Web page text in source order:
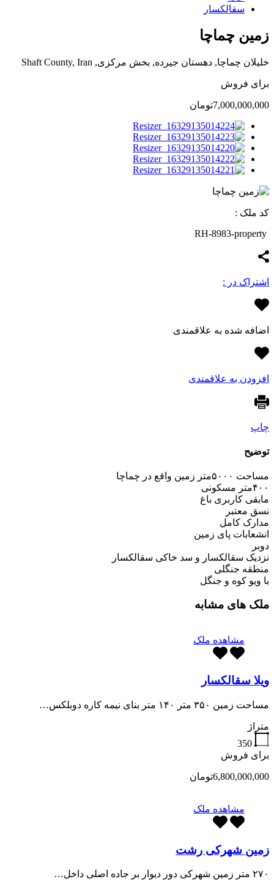
سقالکسار
زمین چماچا
خلیلان چماچا, دهستان جیرده, بخش مرکزی, Shaft County, Iran
برای فروش
7,000,000,000تومان
کد ملک :
اشتراک در :
اضافه شده به علاقمندی
افزودن به علاقمندی
چاپ
توضیح
مساحت ۵۰۰۰متر زمین واقع در چماچا
۴۰۰متر مسکونی
مابقی کاربری باغ
نسق معتبر
مدارک کامل
انشعابات پای زمین
دوبر
نزدیک سقالکسار و سد خاکی سقالکسار
منطقه جنگلی
با ویو کوه و جنگل
ملک های مشابه
مشاهده ملک
ویلا سقالکسار
مساحت زمین ۳۵۰ متر ۱۴۰ متر بنای نیمه کاره دوبلکس…
متراژ
350
برای فروش
6,800,000,000تومان
مشاهده ملک
زمین شهرکی رشت
۲۷۰ متر زمین شهرکی دور دیوار بر جاده اصلی داخل…